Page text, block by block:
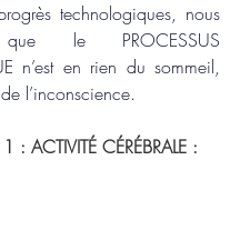
technologiques, nous
le PROCESSUS
n’est en rien du sommeil,
l’inconscience.
: ACTIVITÉ CÉRÉBRALE :